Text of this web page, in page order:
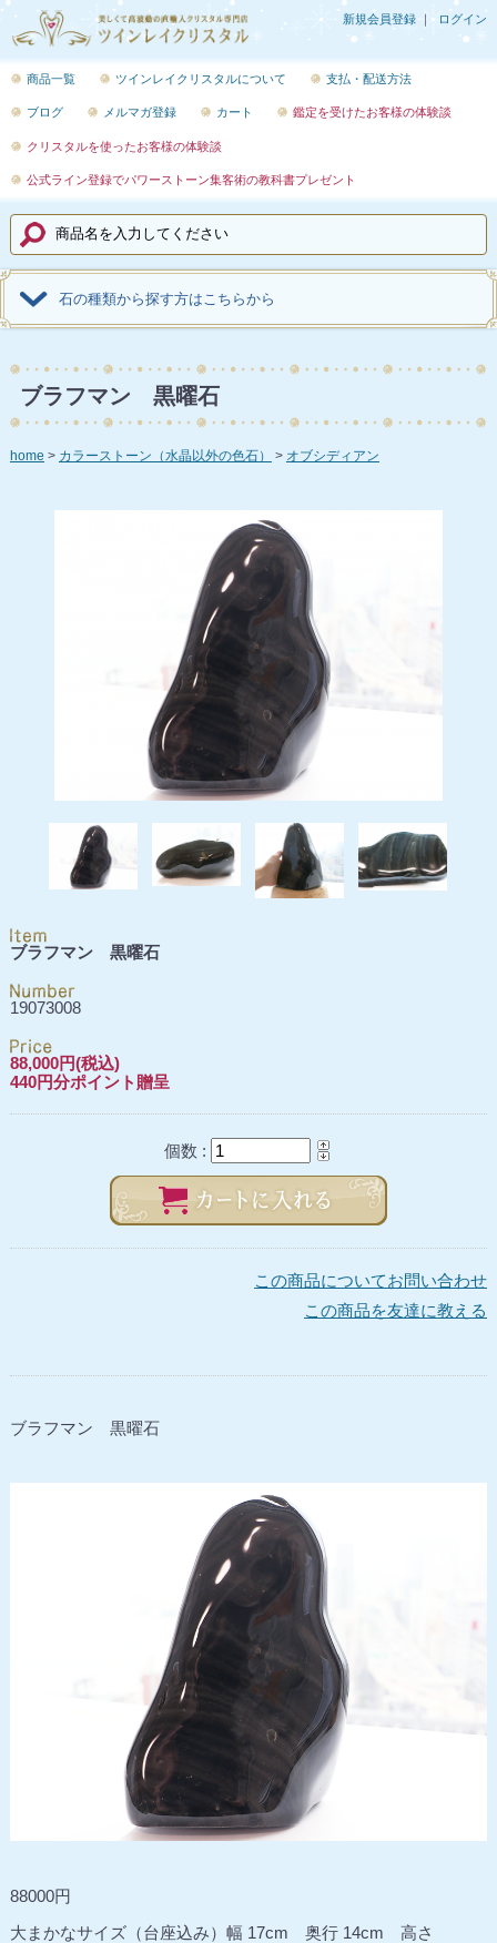
新規会員登録 ログイン
商品一覧 ツインレイクリスタルについて 支払・配送方法
ブログ メルマガ登録 カート 鑑定を受けたお客様の体験談
クリスタルを使ったお客様の体験談
公式ライン登録でパワーストーン集客術の教科書プレゼント
石の種類から探す方はこちらから
ブラフマン 黒曜石
home カラーストーン（水晶以外の色石） オブシディアン
ブラフマン 黒曜石
19073008
88,000円(税込)
440円分ポイント贈呈
個数 :
この商品についてお問い合わせ
この商品を友達に教える
ブラフマン 黒曜石
88000円
大まかなサイズ（台座込み）幅 17cm 奥行 14cm 高さ